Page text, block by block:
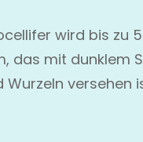
wird bis zu
das mit dunklem
Wurzeln versehen